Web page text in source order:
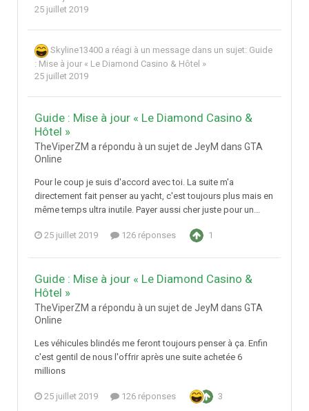
25 juillet 2019
Skyline13400 a réagi à un message dans un sujet: Guide
: Mise à jour « Le Diamond Casino & Hôtel »
25 juillet 2019
Guide : Mise à jour « Le Diamond Casino &
Hôtel »
TheViperZM a répondu à un sujet de JeyM dans GTA
Online
Pour le coup je suis d'accord avec toi. La suite m'a
directement fait penser au yacht, c'est toujours plus mais en
même temps ultra inutile. Payer aussi cher juste pour un...
25 juillet 2019 126 réponses 1
Guide : Mise à jour « Le Diamond Casino &
Hôtel »
TheViperZM a répondu à un sujet de JeyM dans GTA
Online
Les véhicules blindés me feront toujours penser à ça. Enfin
c'est gentil de nous l'offrir après une suite achetée 6
millions
25 juillet 2019 126 réponses 3